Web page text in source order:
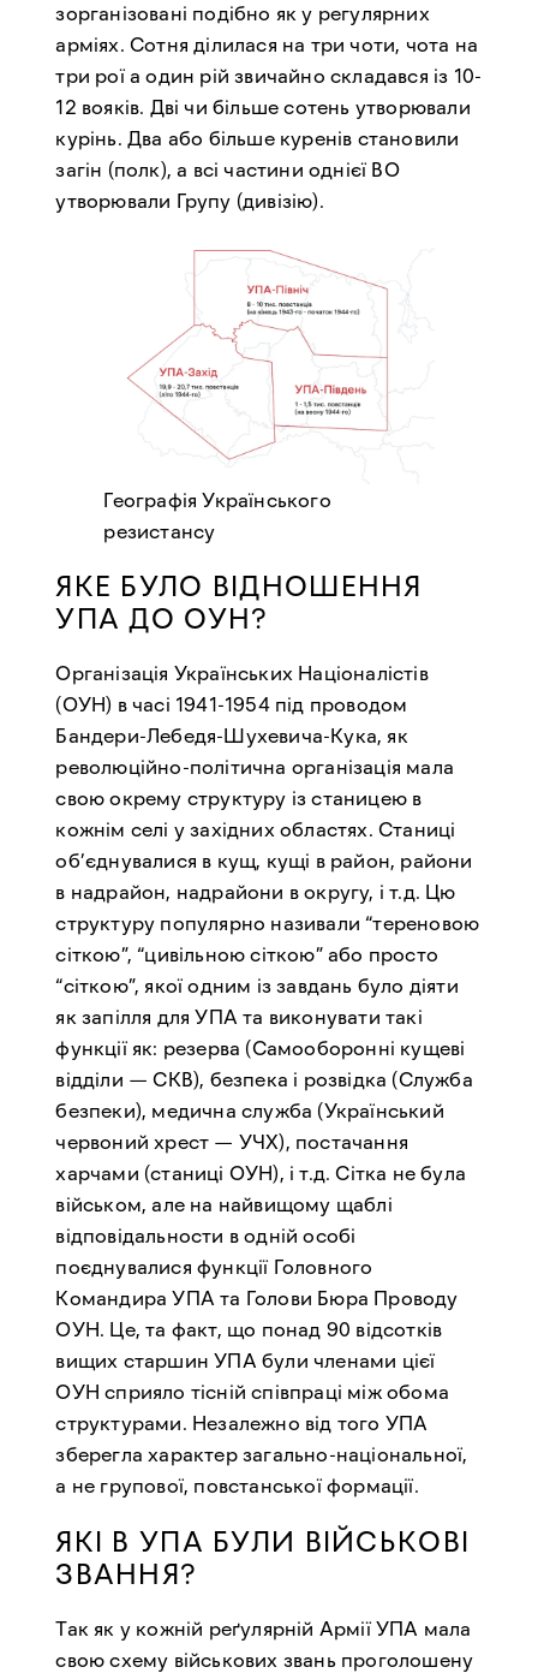
зорганізовані подібно як у регулярних
арміях. Сотня ділилася на три чоти, чота на
три рої а один рій звичайно складався із 10-
12 вояків. Дві чи більше сотень утворювали
курінь. Два або більше куренів становили
загін (полк), а всі частини однієї ВО
утворювали Групу (дивізію).
Географія Українського
резистансу
ЯКЕ БУЛО ВІДНОШЕННЯ
УПА ДО ОУН?
Організація Українських Націоналістів
(ОУН) в часі 1941-1954 під проводом
Бандери-Лебедя-Шухевича-Кука, як
революційно-політична організація мала
свою окрему структуру із станицею в
кожнім селі у західних областях. Станиці
об’єднувалися в кущ, кущі в район, райони
в надрайон, надрайони в округу, і т.д. Цю
структуру популярно називали “тереновою
сіткою”, “цивільною сіткою” або просто
“сіткою”, якої одним із завдань було діяти
як запілля для УПА та виконувати такі
функції як: резерва (Самооборонні кущеві
відділи — СКВ), безпека і розвідка (Служба
безпеки), медична служба (Український
червоний хрест — УЧХ), постачання
харчами (станиці ОУН), і т.д. Сітка не була
військом, але на найвищому щаблі
відповідальности в одній особі
поєднувалися функції Головного
Командира УПА та Голови Бюра Проводу
ОУН. Це, та факт, що понад 90 відсотків
вищих старшин УПА були членами цієї
ОУН сприяло тісній співпраці між обома
структурами. Незалежно від того УПА
зберегла характер загально-національної,
а не групової, повстанської формації.
ЯКІ В УПА БУЛИ ВІЙСЬКОВІ
ЗВАННЯ?
Так як у кожній реґулярній Армії УПА мала
свою схему військових звань проголошену